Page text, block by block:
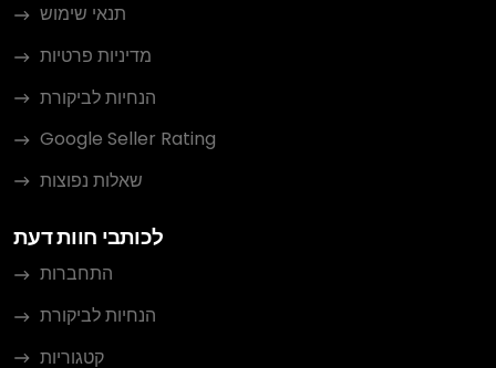
תנאי שימוש
מדיניות פרטיות
הנחיות לביקורת
Google Seller Rating
שאלות נפוצות
לכותבי חוות דעת
התחברות
הנחיות לביקורת
קטגוריות